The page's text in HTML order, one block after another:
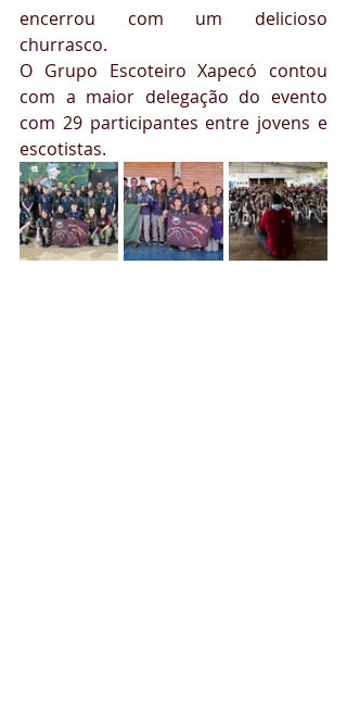
encerrou com um delicioso
churrasco.
O Grupo Escoteiro Xapecó contou
com a maior delegação do evento
com 29 participantes entre jovens e
escotistas.